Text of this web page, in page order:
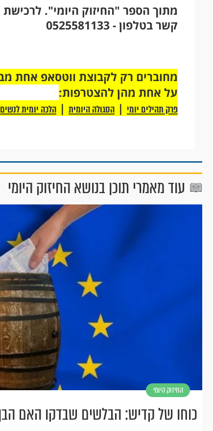
מתוך הספר "החיזוק היומי".
קשר בטלפון - 0525581133
על אחת מהן להצטרפות:
פרק תהילים יומי | הסגולה היומית | הלכה יומית לנשים
עוד מאמרי תוכן בנושא החיזוק היומי
החיזוק היומי
כוחו של קדיש: הבלשים שבדקו האם